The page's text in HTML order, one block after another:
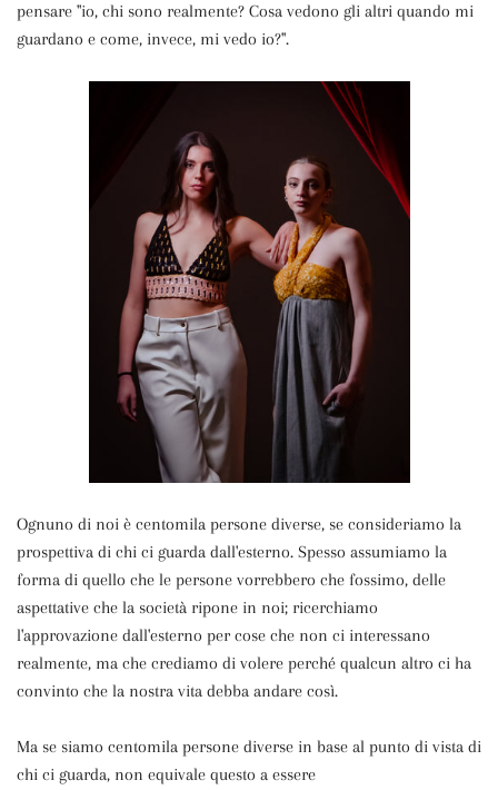
pensare "io, chi sono realmente? Cosa vedono gli altri quando mi
guardano e come, invece, mi vedo io?".
Ognuno di noi è centomila persone diverse, se consideriamo la
prospettiva di chi ci guarda dall'esterno. Spesso assumiamo la
forma di quello che le persone vorrebbero che fossimo, delle
aspettative che la società ripone in noi; ricerchiamo
l'approvazione dall'esterno per cose che non ci interessano
realmente, ma che crediamo di volere perché qualcun altro ci ha
convinto che la nostra vita debba andare così.
Ma se siamo centomila persone diverse in base al punto di vista di
chi ci guarda, non equivale questo a essere